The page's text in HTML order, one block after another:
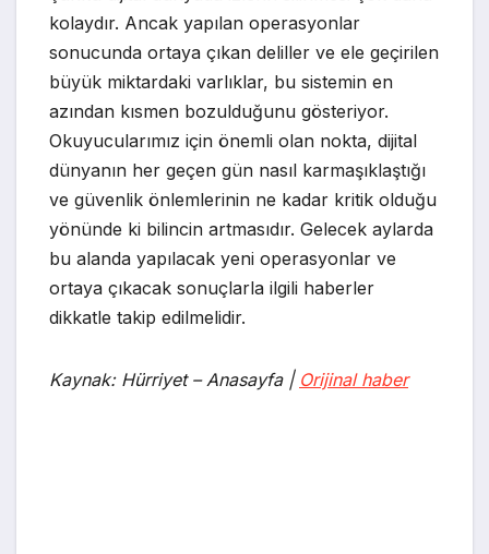
kolaydır. Ancak yapılan operasyonlar
sonucunda ortaya çıkan deliller ve ele geçirilen
büyük miktardaki varlıklar, bu sistemin en
azından kısmen bozulduğunu gösteriyor.
Okuyucularımız için önemli olan nokta, dijital
dünyanın her geçen gün nasıl karmaşıklaştığı
ve güvenlik önlemlerinin ne kadar kritik olduğu
yönünde ki bilincin artmasıdır. Gelecek aylarda
bu alanda yapılacak yeni operasyonlar ve
ortaya çıkacak sonuçlarla ilgili haberler
dikkatle takip edilmelidir.
Kaynak: Hürriyet – Anasayfa | Orijinal haber